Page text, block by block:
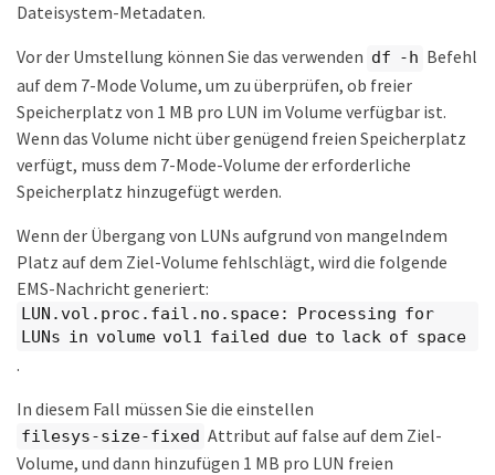
Dateisystem-Metadaten.
Vor der Umstellung können Sie das verwenden df -h Befehl
auf dem 7-Mode Volume, um zu überprüfen, ob freier
Speicherplatz von 1 MB pro LUN im Volume verfügbar ist.
Wenn das Volume nicht über genügend freien Speicherplatz
verfügt, muss dem 7-Mode-Volume der erforderliche
Speicherplatz hinzugefügt werden.
Wenn der Übergang von LUNs aufgrund von mangelndem
Platz auf dem Ziel-Volume fehlschlägt, wird die folgende
EMS-Nachricht generiert:
LUN.vol.proc.fail.no.space: Processing for
LUNs in volume vol1 failed due to lack of space
.
In diesem Fall müssen Sie die einstellen
filesys-size-fixed Attribut auf false auf dem Ziel-
Volume, und dann hinzufügen 1 MB pro LUN freien